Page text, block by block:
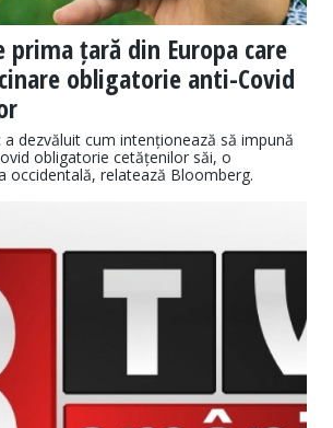
țară din Europa care
obligatorie anti-Covid
a dezvăluit cum intenționează să impună
obligatorie cetățenilor săi, o
occidentală, relatează Bloomberg.